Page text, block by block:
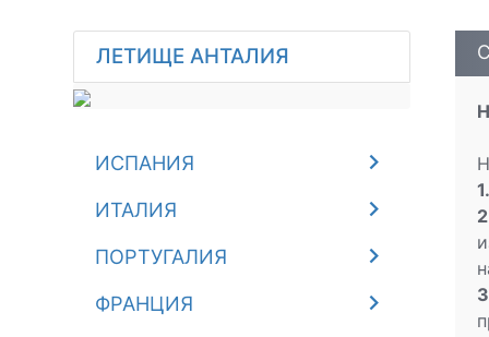
ЛЕТИЩЕ АНТАЛИЯ
ИСПАНИЯ
ИТАЛИЯ
ПОРТУГАЛИЯ
ФРАНЦИЯ
1.